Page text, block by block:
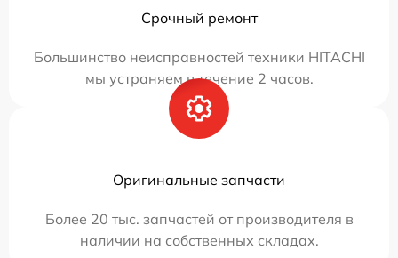
Срочный ремонт
Большинство неисправностей техники HITACHI
мы устраняем в течение 2 часов.
Оригинальные запчасти
Более 20 тыс. запчастей от производителя в
наличии на собственных складах.